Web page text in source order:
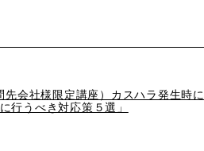
会社様限定講座）カスハラ発生時に
行うべき対応策５選」